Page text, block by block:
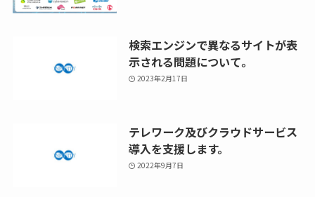
検索エンジンで異なるサイトが表
示される問題について。
2023年2月17日
テレワーク及びクラウドサービス
導入を支援します。
2022年9月7日